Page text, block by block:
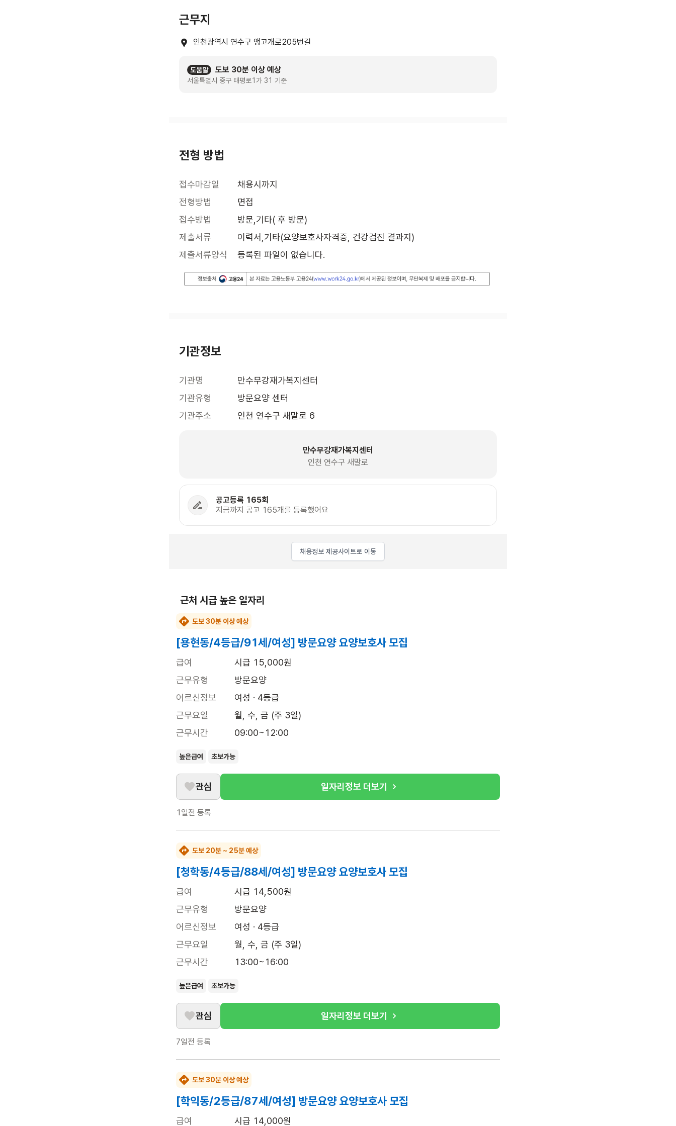
근무지
인천광역시 연수구 앵고개로205번길
도움말 도보 30분 이상 예상
서울특별시 중구 태평로1가 31 기준
전형 방법
접수마감일
채용시까지
전형방법
면접
접수방법
방문,기타( 후 방문)
제출서류
이력서,기타(요양보호사자격증, 건강검진 결과지)
제출서류양식
등록된 파일이 없습니다.
기관정보
기관명
만수무강재가복지센터
기관유형
방문요양 센터
기관주소
인천 연수구 새말로 6
만수무강재가복지센터
인천 연수구 새말로
공고등록 165회
지금까지 공고 165개를 등록했어요
채용정보 제공사이트로 이동
근처 시급 높은 일자리
도보 30분 이상 예상
[용현동/4등급/91세/여성] 방문요양 요양보호사 모집
급여
시급 15,000원
근무유형
방문요양
어르신정보
여성 · 4등급
근무요일
월, 수, 금 (주 3일)
근무시간
09:00~12:00
높은급여 초보가능
관심 일자리정보 더보기
1일전 등록
도보 20분 ~ 25분 예상
[청학동/4등급/88세/여성] 방문요양 요양보호사 모집
급여
시급 14,500원
근무유형
방문요양
어르신정보
여성 · 4등급
근무요일
월, 수, 금 (주 3일)
근무시간
13:00~16:00
높은급여 초보가능
관심 일자리정보 더보기
7일전 등록
도보 30분 이상 예상
[학익동/2등급/87세/여성] 방문요양 요양보호사 모집
급여 시급 14,000원